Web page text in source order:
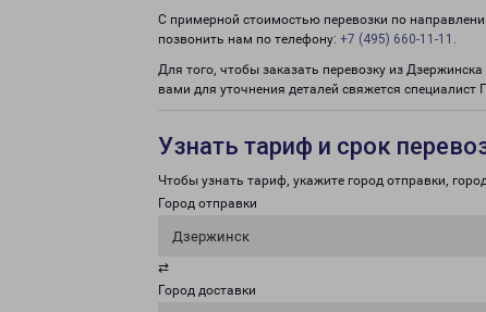
С примерной стоимостью перевозки по
позвонить нам по телефону: +7 (495) 660-11-11 .
Для того, чтобы заказать перевозку из
вами для уточнения деталей свяжется специалист
Узнать тариф и срок
Чтобы узнать тариф, укажите город отправки,
Город отправки
Дзержинск
⇄
Город доставки